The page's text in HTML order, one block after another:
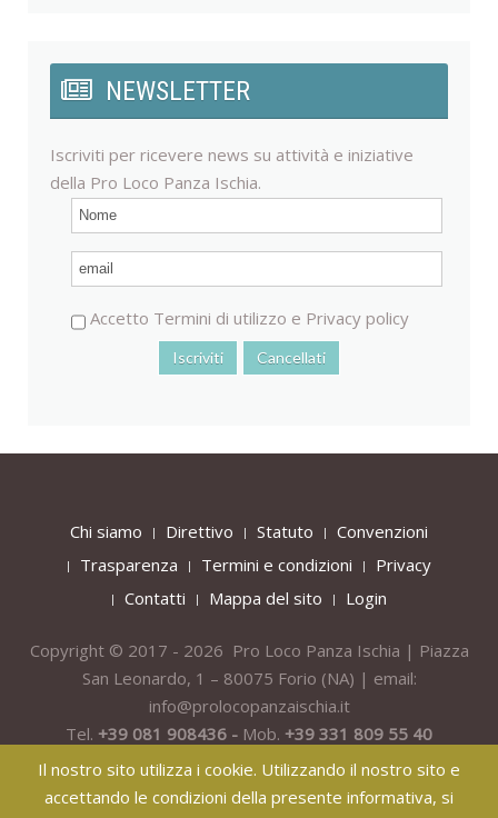
NEWSLETTER
Iscriviti per ricevere news su attività e iniziative
della Pro Loco Panza Ischia.
Accetto Termini di utilizzo e Privacy policy
Chi siamo Direttivo Statuto
Convenzioni
Trasparenza
Termini e condizioni
Privacy
Contatti
Mappa del sito Login
Copyright © 2017 - 2026 Pro Loco Panza Ischia | Piazza
San Leonardo, 1 – 80075 Forio (NA) | email:
info@prolocopanzaischia.it
Tel. +39 081 908436 - Mob. +39 331 809 55 40
Il nostro sito utilizza i cookie. Utilizzando il nostro sito e
accettando le condizioni della presente informativa, si